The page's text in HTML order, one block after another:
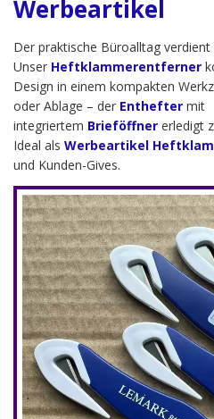
Werbeartikel
Der praktische Büroalltag
Unser Heftklammerentferner
Design in einem kompakten
oder Ablage – der Enthefter mit
integriertem Brieföffner erledigt
Ideal als Werbeartikel
und Kunden-Gives.